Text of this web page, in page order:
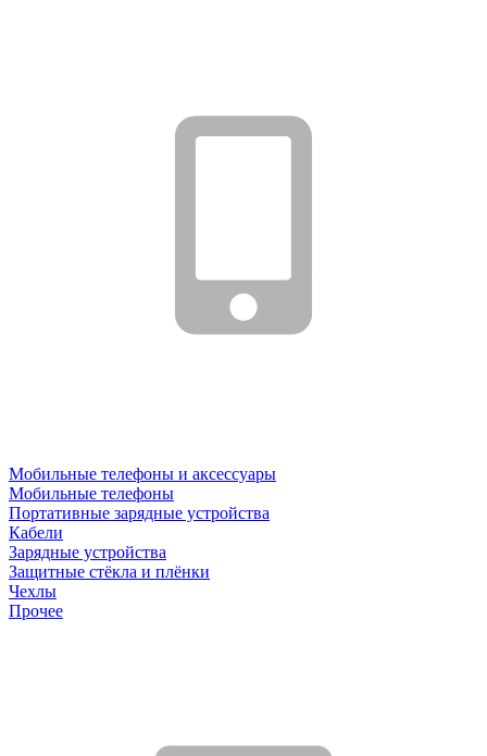
Мобильные телефоны и аксессуары
Мобильные телефоны
Портативные зарядные устройства
Кабели
Зарядные устройства
Защитные стёкла и плёнки
Чехлы
Прочее